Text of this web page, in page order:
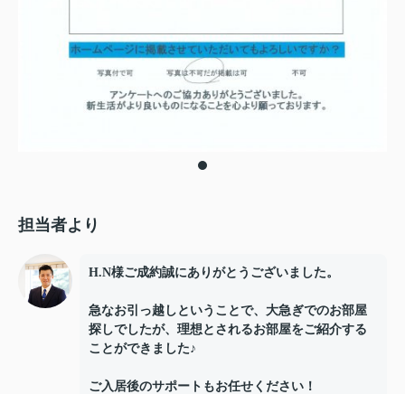
担当者より
H.N様ご成約誠にありがとうございました。
急なお引っ越しということで、大急ぎでのお部屋
探しでしたが、理想とされるお部屋をご紹介する
ことができました♪
ご入居後のサポートもお任せください！